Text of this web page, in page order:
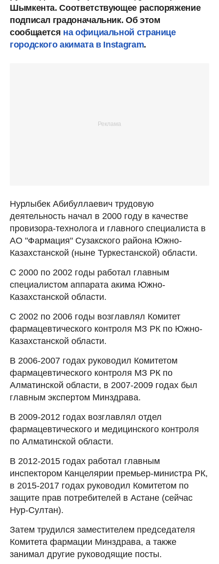
Шымкента. Соответствующее распоряжение
подписал градоначальник. Об этом
сообщается на официальной странице
городского акимата в Instagram.
Нурлыбек Абибуллаевич трудовую
деятельность начал в 2000 году в качестве
провизора-технолога и главного специалиста в
АО "Фармация" Сузакского района Южно-
Казахстанской (ныне Туркестанской) области.
С 2000 по 2002 годы работал главным
специалистом аппарата акима Южно-
Казахстанской области.
С 2002 по 2006 годы возглавлял Комитет
фармацевтического контроля МЗ РК по Южно-
Казахстанской области.
В 2006-2007 годах руководил Комитетом
фармацевтического контроля МЗ РК по
Алматинской области, в 2007-2009 годах был
главным экспертом Минздрава.
В 2009-2012 годах возглавлял отдел
фармацевтического и медицинского контроля
по Алматинской области.
В 2012-2015 годах работал главным
инспектором Канцелярии премьер-министра РК,
в 2015-2017 годах руководил Комитетом по
защите прав потребителей в Астане (сейчас
Нур-Султан).
Затем трудился заместителем председателя
Комитета фармации Минздрава, а также
занимал другие руководящие посты.